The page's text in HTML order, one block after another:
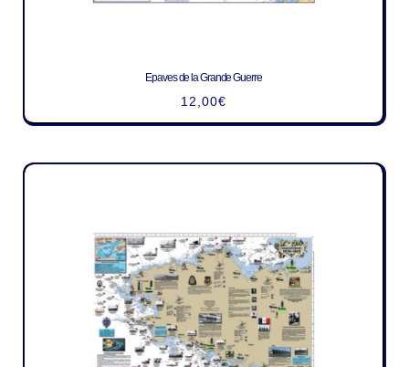
Epaves de la Grande Guerre
12,00€